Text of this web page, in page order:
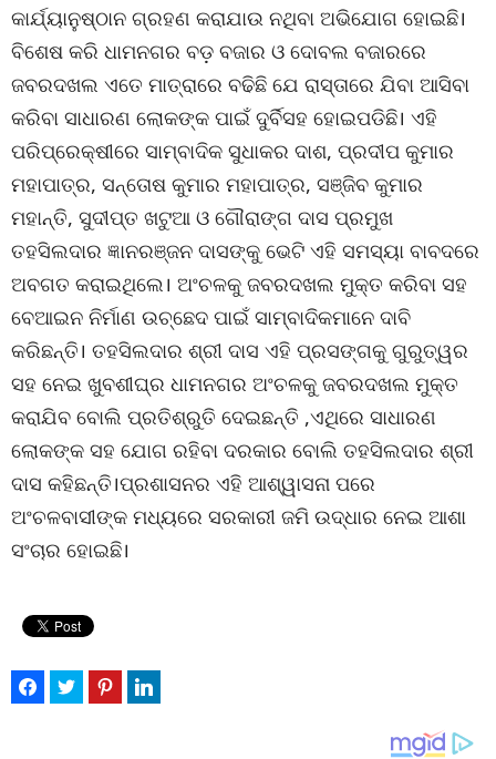
କାର୍ଯ୍ୟାନୁଷ୍ଠାନ ଗ୍ରହଣ କରାଯାଉ ନଥିବା ଅଭିଯୋଗ ହୋଇଛି।
ବିଶେଷ କରି ଧାମନଗର ବଡ଼ ବଜାର ଓ ଦୋବଲ ବଜାରରେ
ଜବରଦଖଲ ଏତେ ମାତ୍ରାରେ ବଢିଛି ଯେ ରାସ୍ତାରେ ଯିବା ଆସିବା
କରିବା ସାଧାରଣ ଲୋକଙ୍କ ପାଇଁ ଦୁର୍ବିସହ ହୋଇପଡିଛି। ଏହି
ପରିପ୍ରେକ୍ଷୀରେ ସାମ୍ବାଦିକ ସୁଧାକର ଦାଶ, ପ୍ରଦୀପ କୁମାର
ମହାପାତ୍ର, ସନ୍ତୋଷ କୁମାର ମହାପାତ୍ର, ସଞ୍ଜିବ କୁମାର
ମହାନ୍ତି, ସୁଦୀପ୍ତ ଖଟୁଆ ଓ ଗୌରାଙ୍ଗ ଦାସ ପ୍ରମୁଖ
ତହସିଲଦାର ଜ୍ଞାନରଞ୍ଜନ ଦାସଙ୍କୁ ଭେଟି ଏହି ସମସ୍ୟା ବାବଦରେ
ଅବଗତ କରାଇଥିଲେ। ଅଂଚଳକୁ ଜବରଦଖଲ ମୁକ୍ତ କରିବା ସହ
ବେଆଇନ ନିର୍ମାଣ ଉଚ୍ଛେଦ ପାଇଁ ସାମ୍ବାଦିକମାନେ ଦାବି
କରିଛନ୍ତି। ତହସିଲଦାର ଶ୍ରୀ ଦାସ ଏହି ପ୍ରସଙ୍ଗକୁ ଗୁରୁତ୍ୱର
ସହ ନେଇ ଖୁବଶୀଘ୍ର ଧାମନଗର ଅଂଚଳକୁ ଜବରଦଖଲ ମୁକ୍ତ
କରାଯିବ ବୋଲି ପ୍ରତିଶ୍ରୁତି ଦେଇଛନ୍ତି ,ଏଥିରେ ସାଧାରଣ
ଲୋକଙ୍କ ସହ ଯୋଗ ରହିବା ଦରକାର ବୋଲି ତହସିଲଦାର ଶ୍ରୀ
ଦାସ କହିଛନ୍ତି।ପ୍ରଶାସନର ଏହି ଆଶ୍ୱାସନା ପରେ
ଅଂଚଳବାସୀଙ୍କ ମଧ୍ୟରେ ସରକାରୀ ଜମି ଉଦ୍ଧାର ନେଇ ଆଶା
ସଂଚାର ହୋଇଛି।